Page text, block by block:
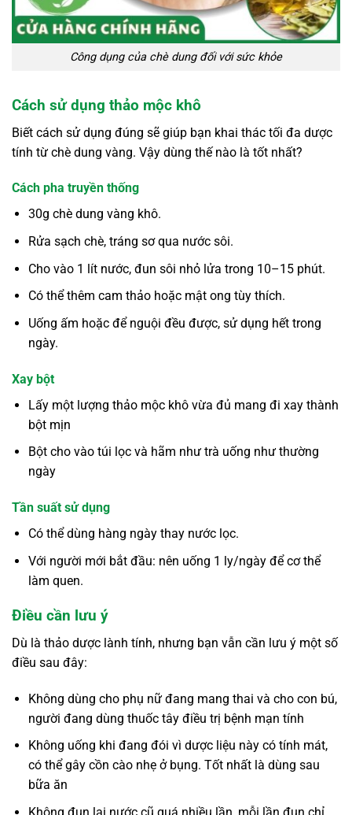
Công dụng của chè dung đối với sức khỏe
Cách sử dụng thảo mộc khô
Biết cách sử dụng đúng sẽ giúp bạn khai thác tối đa dược
tính từ chè dung vàng. Vậy dùng thế nào là tốt nhất?
Cách pha truyền thống
30g chè dung vàng khô.
Rửa sạch chè, tráng sơ qua nước sôi.
Cho vào 1 lít nước, đun sôi nhỏ lửa trong 10–15 phút.
Có thể thêm cam thảo hoặc mật ong tùy thích.
Uống ấm hoặc để nguội đều được, sử dụng hết trong
ngày.
Xay bột
Lấy một lượng thảo mộc khô vừa đủ mang đi xay thành
bột mịn
Bột cho vào túi lọc và hãm như trà uống như thường
ngày
Tần suất sử dụng
Có thể dùng hàng ngày thay nước lọc.
Với người mới bắt đầu: nên uống 1 ly/ngày để cơ thể
làm quen.
Điều cần lưu ý
Dù là thảo dược lành tính, nhưng bạn vẫn cần lưu ý một số
điều sau đây:
Không dùng cho phụ nữ đang mang thai và cho con bú,
người đang dùng thuốc tây điều trị bệnh mạn tính
Không uống khi đang đói vì dược liệu này có tính mát,
có thể gây cồn cào nhẹ ở bụng. Tốt nhất là dùng sau
bữa ăn